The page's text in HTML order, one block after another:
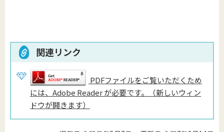
関連リンク
PDFファイルをご覧いただくため
には、Adobe Reader が必要です。（新しいウィン
ドウが開きます）